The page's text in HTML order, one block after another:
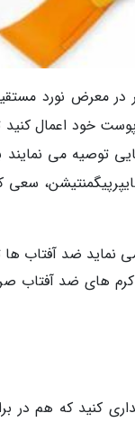
در معرض نورد
خود اعمال
می نمایند به
سعی
نماید ضد آفتاب ها
های ضد آفتاب